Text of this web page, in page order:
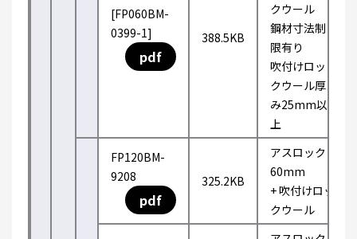
[FP060BM-
0399-1]
pdf
388.5KB
クウール
鋼材寸法制
限有り
吹付けロッ
クウール厚
み25mm以
上
FP120BM-
9208
pdf
325.2KB
アスロック
60mm
+ 吹付けロッ
クウール